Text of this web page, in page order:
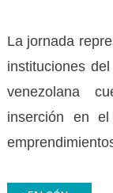
La jornada
instituciones
venezolana
inserción en